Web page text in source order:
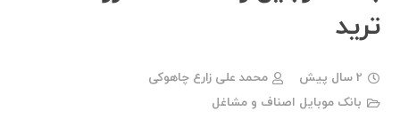
ترید
2 سال پیش
محمد علی زارع چاهوکی
بانک موبایل اصناف و مشاغل